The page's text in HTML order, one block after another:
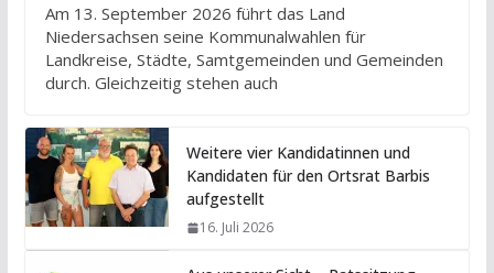
Am 13. September 2026 führt das Land
Niedersachsen seine Kommunalwahlen für
Landkreise, Städte, Samtgemeinden und Gemeinden
durch. Gleichzeitig stehen auch
Weitere vier Kandidatinnen und
Kandidaten für den Ortsrat Barbis
aufgestellt
16. Juli 2026